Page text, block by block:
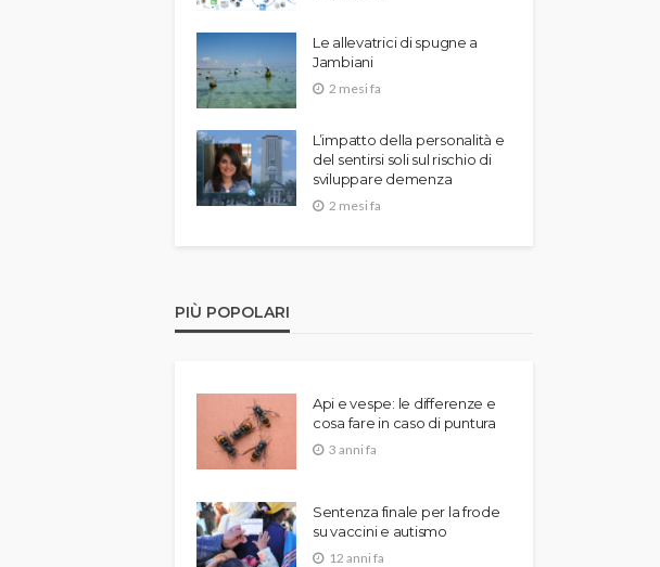
Le allevatrici di spugne a
Jambiani
2 mesi fa
L’impatto della personalità e
del sentirsi soli sul rischio di
sviluppare demenza
2 mesi fa
PIÙ POPOLARI
Api e vespe: le differenze e
cosa fare in caso di puntura
3 anni fa
Sentenza finale per la frode
su vaccini e autismo
12 anni fa